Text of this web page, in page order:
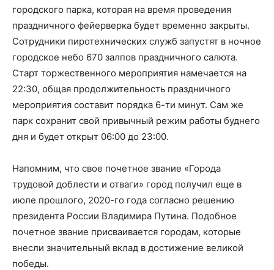
городского парка, которая на время проведения
праздничного фейерверка будет временно закрыты.
Сотрудники пиротехнических служб запустят в ночное
городское небо 670 залпов праздничного салюта.
Старт торжественного мероприятия намечается на
22:30, общая продолжительность праздничного
мероприятия составит порядка 6-ти минут. Сам же
парк сохранит свой привычный режим работы буднего
дня и будет открыт 06:00 до 23:00.
Напомним, что свое почетное звание «Города
трудовой доблести и отваги» город получил еще в
июле прошлого, 2020-го года согласно решению
президента России Владимира Путина. Подобное
почетное звание присваивается городам, которые
внесли значительный вклад в достижение великой
победы.